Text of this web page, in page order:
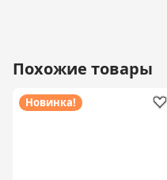
Похожие товары
Новинка!